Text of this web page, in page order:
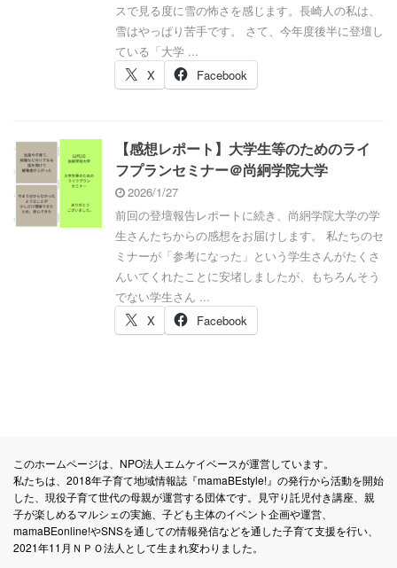
スで見る度に雪の怖さを感じます。長崎人の私は、
雪はやっぱり苦手です。 さて、今年度後半に登壇し
ている「大学 ...
X
Facebook
【感想レポート】大学生等のためのライ
フプランセミナー＠尚絅学院大学
2026/1/27
前回の登壇報告レポートに続き、尚絅学院大学の学
生さんたちからの感想をお届けします。 私たちのセ
ミナーが「参考になった」という学生さんがたくさ
んいてくれたことに安堵しましたが、もちろんそう
でない学生さん ...
X
Facebook
このホームページは、NPO法人エムケイベースが運営しています。
私たちは、2018年子育て地域情報誌『mamaBEstyle!』の発行から活動を開始
した、現役子育て世代の母親が運営する団体です。見守り託児付き講座、親
子が楽しめるマルシェの実施、子ども主体のイベント企画や運営、
mamaBEonline!やSNSを通しての情報発信などを通した子育て支援を行い、
2021年11月ＮＰＯ法人として生まれ変わりました。